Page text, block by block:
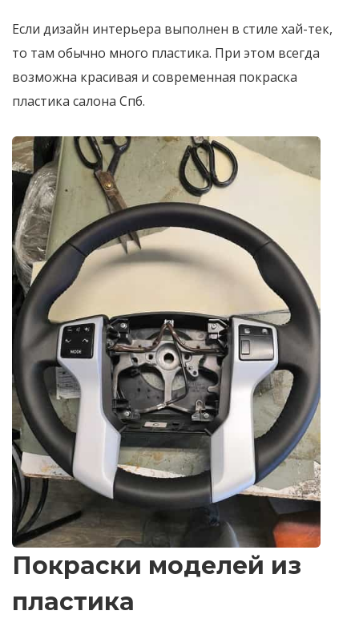
Если дизайн интерьера выполнен в стиле хай-тек,
то там обычно много пластика. При этом всегда
возможна красивая и современная покраска
пластика салона Спб.
Покраски моделей из
пластика